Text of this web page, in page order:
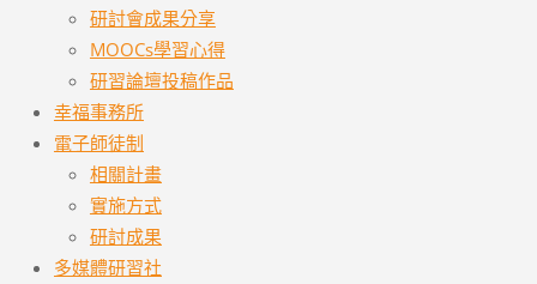
研討會成果分享
MOOCs學習心得
研習論壇投稿作品
幸福事務所
電子師徒制
相關計畫
實施方式
研討成果
多媒體研習社